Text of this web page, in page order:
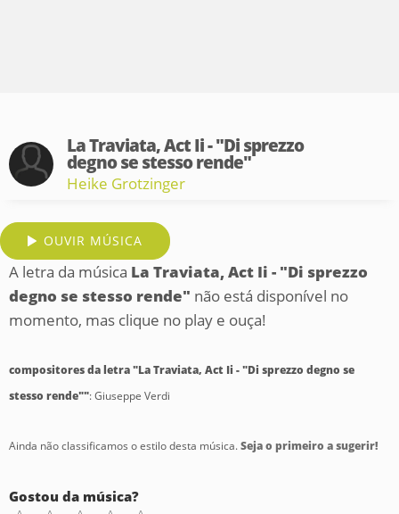
La Traviata, Act Ii - "Di sprezzo
degno se stesso rende"
Heike Grotzinger
OUVIR MÚSICA
A letra da música La Traviata, Act Ii - "Di sprezzo
degno se stesso rende" não está disponível no
momento, mas clique no play e ouça!
compositores da letra "La Traviata, Act Ii - "Di sprezzo degno se
stesso rende"": Giuseppe Verdi
Ainda não classificamos o estilo desta música.Seja o primeiro a sugerir!
Gostou da música?